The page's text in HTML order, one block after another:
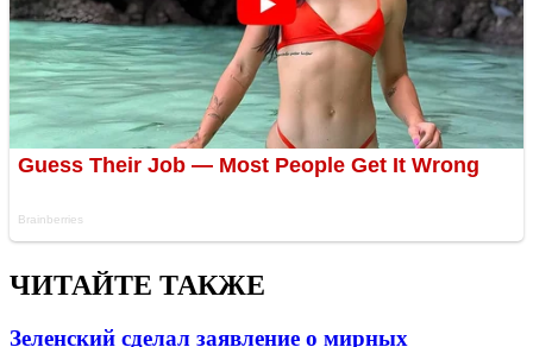
ЧИТАЙТЕ ТАКЖЕ
Зеленский сделал заявление о мирных